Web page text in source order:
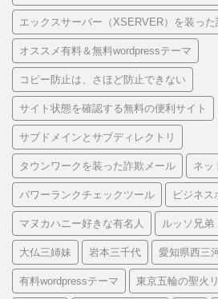
エックスサーバー（XSERVER）を装っ
オススメ有料＆無料wordpressテーマ
コピー防止は、さほど防止できない
サイト状態を確認する無料の便利サイト
サブドメインとサブディレクトリ
タウンワークを装った詐欺メール ネッ
パワーランクチェックツール ビジネス
マヌカハニー好きな有名人 ルッソ兄弟
大仏三姉妹 岩本三千代 愛知県西三
有料wordpressテーマ 東京五輪の聖火